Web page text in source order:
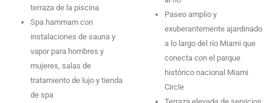
terraza de la piscina
Spa hammam con
instalaciones de sauna y
vapor para hombres y
mujeres, salas de
tratamiento de lujo y tienda
de spa
Paseo amplio y
exuberantemente ajardinado
a lo largo del río Miami que
conecta con el parque
histórico nacional Miami
Circle